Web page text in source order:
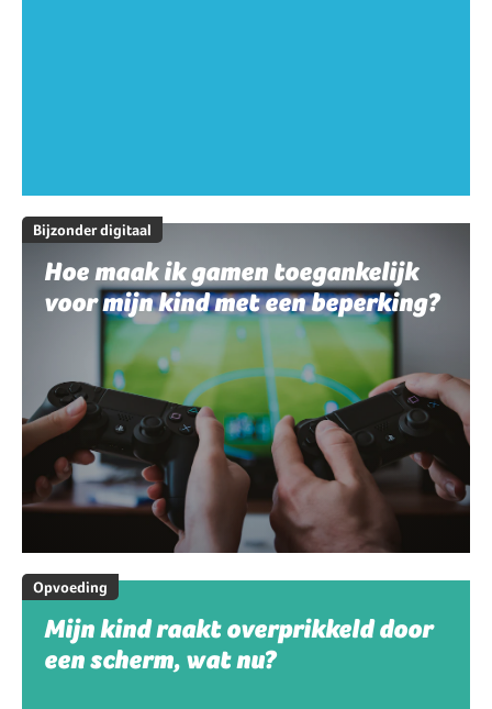
Bijzonder digitaal
Hoe maak ik gamen toegankelijk
voor mijn kind met een beperking?
Opvoeding
Mijn kind raakt overprikkeld door
een scherm, wat nu?